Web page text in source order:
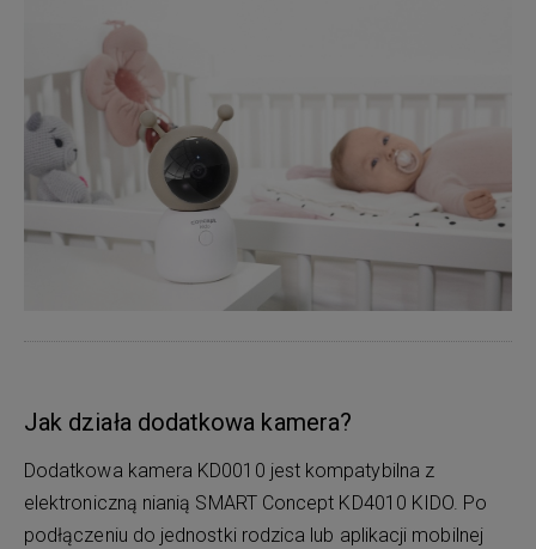
Jak działa dodatkowa kamera?
Dodatkowa kamera KD0010 jest kompatybilna z
elektroniczną nianią SMART Concept KD4010 KIDO. Po
podłączeniu do jednostki rodzica lub aplikacji mobilnej